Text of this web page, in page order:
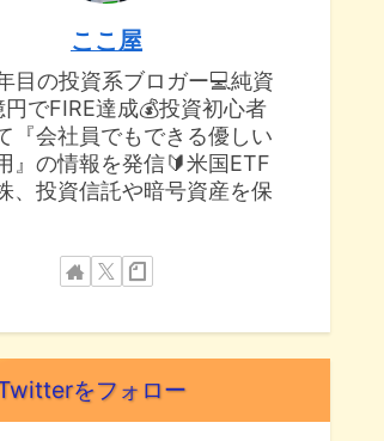
ここ屋
目の投資系ブロガー💻純資
でFIRE達成💰投資初心者
『会社員でもできる優しい
』の情報を発信🔰米国ETF
、投資信託や暗号資産を保
をフォロー